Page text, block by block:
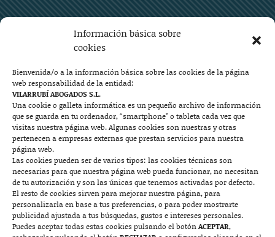
Información básica sobre
cookies
Bienvenida/o a la información básica sobre las cookies de la página
web responsabilidad de la entidad:
VILARRUBÍ ABOGADOS S.L.
Una cookie o galleta informática es un pequeño archivo de información
que se guarda en tu ordenador, “smartphone” o tableta cada vez que
visitas nuestra página web. Algunas cookies son nuestras y otras
pertenecen a empresas externas que prestan servicios para nuestra
página web.
Las cookies pueden ser de varios tipos: las cookies técnicas son
necesarias para que nuestra página web pueda funcionar, no necesitan
de tu autorización y son las únicas que tenemos activadas por defecto.
El resto de cookies sirven para mejorar nuestra página, para
personalizarla en base a tus preferencias, o para poder mostrarte
publicidad ajustada a tus búsquedas, gustos e intereses personales.
Puedes aceptar todas estas cookies pulsando el botónACEPTAR,
Plaza Aragón 10, planta 11ª, 50004 Zaragoza
Contacto

Mallorca
Josep Pla, n°6, 07400 Alcudia (Mallorca)
722 131 870
Contacto